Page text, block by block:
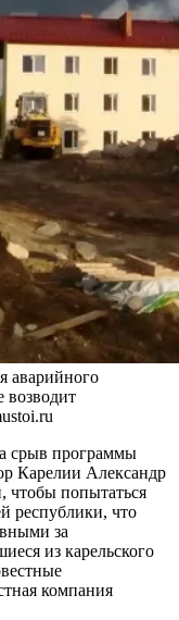
аварийного
возводит
срыв программы
Карелии Александр
чтобы попытаться
республики, что
за
из карельского
компания